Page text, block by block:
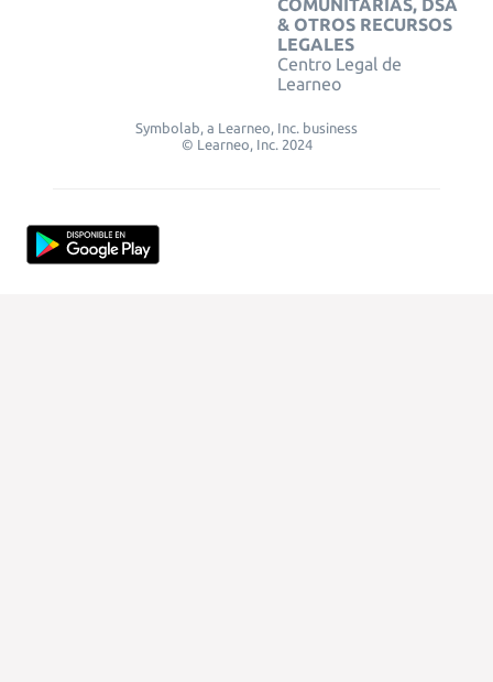
COMUNITARIAS, DSA
& OTROS RECURSOS
LEGALES
Centro Legal de
Learneo
Symbolab, a Learneo, Inc. business
© Learneo, Inc. 2024